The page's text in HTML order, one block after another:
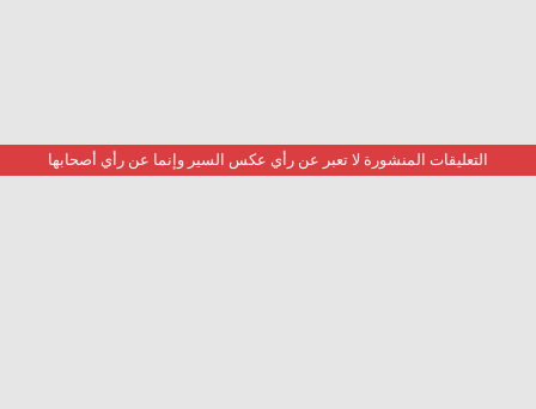
التعليقات المنشورة لا تعبر عن رأي عكس السير وإنما عن رأي أصحابها